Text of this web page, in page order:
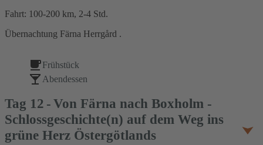
Fahrt: 100-200 km, 2-4 Std.
Übernachtung Färna Herrgård .
Frühstück
Abendessen
Tag 12
Von Färna nach Boxholm -
Schlossgeschichte(n) auf dem Weg ins
grüne Herz Östergötlands